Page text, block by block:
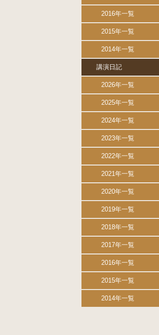
2016年一覧
2015年一覧
2014年一覧
講演日記
2026年一覧
2025年一覧
2024年一覧
2023年一覧
2022年一覧
2021年一覧
2020年一覧
2019年一覧
2018年一覧
2017年一覧
2016年一覧
2015年一覧
2014年一覧